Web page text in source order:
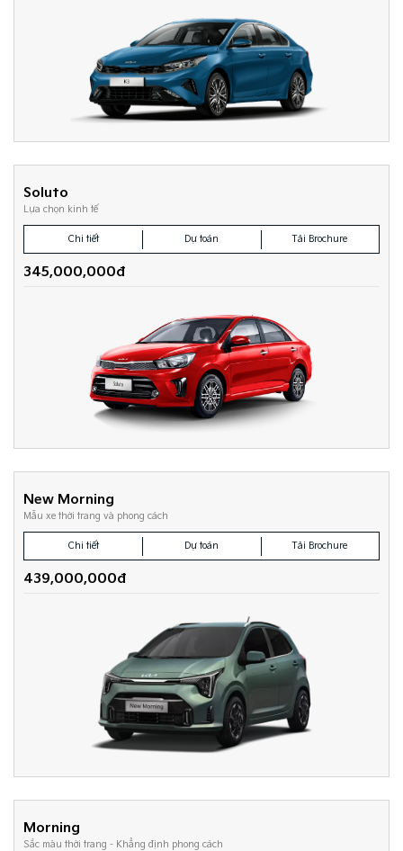
Soluto
Lựa chọn kinh tế
Chi tiết Dự toán Tải Brochure
345,000,000đ
New Morning
Mẫu xe thời trang và phong cách
Chi tiết Dự toán Tải Brochure
439,000,000đ
Morning
Sắc màu thời trang - Khẳng định phong cách